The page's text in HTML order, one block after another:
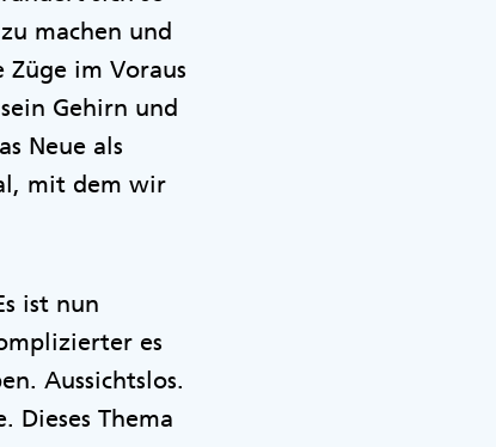
machen und
Züge im Voraus
Gehirn und
Neue als
mit dem wir
ist nun
es
Aussichtslos.
Dieses Thema